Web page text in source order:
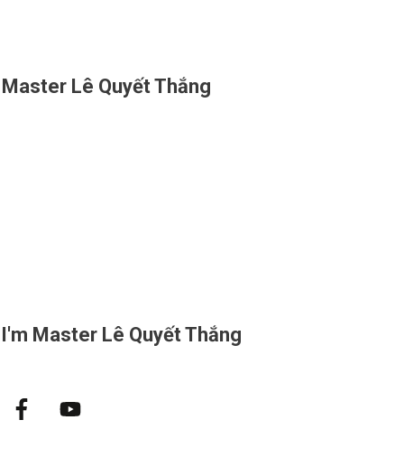
Master Lê Quyết Thắng
I'm Master Lê Quyết Thắng